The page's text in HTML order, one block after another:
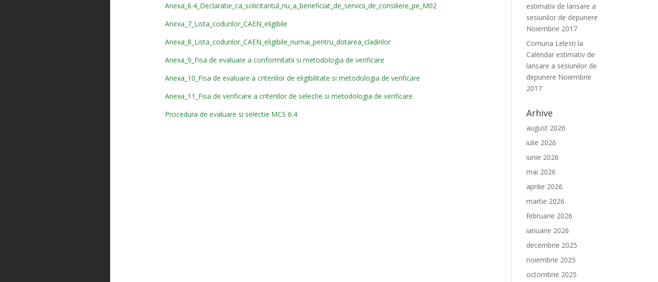
Anexa_6.4_Declaratie_ca_solicitantul_nu_a_beneficiat_de_servicii_de_consiliere_pe_M02
Anexa_7_Lista_codurilor_CAEN_eligibile
Anexa_8_Lista_codurilor_CAEN_eligibile_numai_pentru_dotarea_cladirilor
Anexa_9_Fisa de evaluare a conformitatii si metodologia de verificare
Anexa_10_Fisa de evaluare a criteriilor de eligibilitate si metodologia de verificare
Anexa_11_Fisa de verificare a criteriilor de selectie si metodologia de verificare
Procedura de evaluare si selectie MCS 6.4
estimativ de lansare a
sesiunilor de depunere
Noiembrie 2017
Comuna Lelesti la
Calendar estimativ de
lansare a sesiunilor de
depunere Noiembrie
2017
Arhive
august 2026
iulie 2026
iunie 2026
mai 2026
aprilie 2026
martie 2026
februarie 2026
ianuarie 2026
decembrie 2025
noiembrie 2025
octombrie 2025